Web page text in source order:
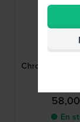
Chrono Classic
● En